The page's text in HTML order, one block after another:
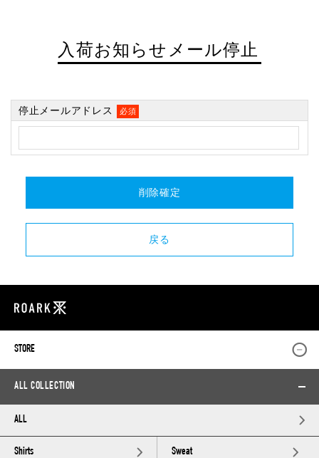
入荷お知らせメール停止
停止メールアドレス 必須
STORE
ALL COLLECTION
ALL
Shirts Sweat